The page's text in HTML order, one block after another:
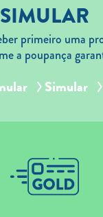
SIMULAR
primeiro uma
a poupança
Simular